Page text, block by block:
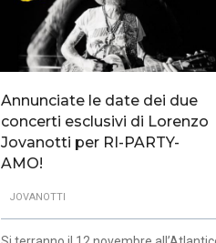
Annunciate le date dei due
concerti esclusivi di Lorenzo
Jovanotti per RI-PARTY-
AMO!
JOVANOTTI